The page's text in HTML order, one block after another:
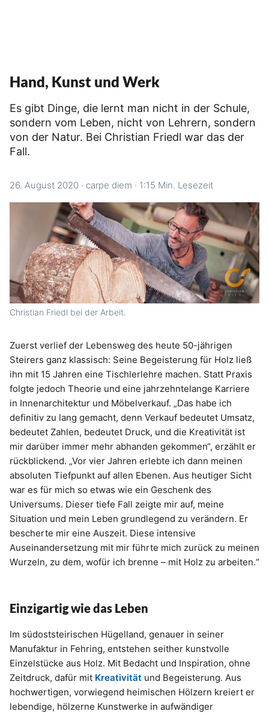
Hand, Kunst und Werk
Es gibt Dinge, die lernt man nicht in der Schule,
sondern vom Leben, nicht von Lehrern, sondern
von der Natur. Bei Christian Friedl war das der
Fall.
26. August 2020 · carpe diem · 1:15 Min. Lesezeit
Christian Friedl bei der Arbeit.
Zuerst verlief der Lebensweg des heute 50-jährigen
Steirers ganz klassisch: Seine Begeisterung für Holz ließ
ihn mit 15 Jahren eine Tischlerlehre machen. Statt Praxis
folgte jedoch Theorie und eine jahrzehntelange Karriere
in Innenarchitektur und Möbelverkauf. „Das habe ich
definitiv zu lang gemacht, denn Verkauf bedeutet Umsatz,
bedeutet Zahlen, bedeutet Druck, und die Kreativität ist
mir darüber immer mehr abhanden gekommen“, erzählt er
rückblickend. „Vor vier Jahren erlebte ich dann meinen
absoluten Tiefpunkt auf allen Ebenen. Aus heutiger Sicht
war es für mich so etwas wie ein Geschenk des
Universums. Dieser tiefe Fall zeigte mir auf, meine
Situation und mein Leben grundlegend zu verändern. Er
bescherte mir eine Auszeit. Diese intensive
Auseinandersetzung mit mir führte mich zurück zu meinen
Wurzeln, zu dem, wofür ich brenne – mit Holz zu arbeiten.“
Einzigartig wie das Leben
Im südoststeirischen Hügelland, genauer in seiner
Manufaktur in Fehring, entstehen seither kunstvolle
Einzelstücke aus Holz. Mit Bedacht und Inspiration, ohne
Zeitdruck, dafür mit Kreativität und Begeisterung. Aus
hochwertigen, vorwiegend heimischen Hölzern kreiert er
lebendige, hölzerne Kunstwerke in aufwändiger